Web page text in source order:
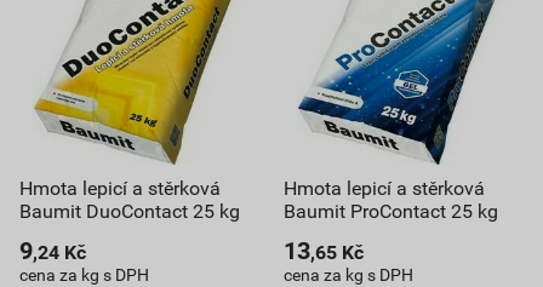
Hmota lepicí a stěrková
Baumit DuoContact 25 kg
9,24 Kč
cena za kg s DPH
Hmota lepicí a stěrková
Baumit ProContact 25 kg
13,65 Kč
cena za kg s DPH